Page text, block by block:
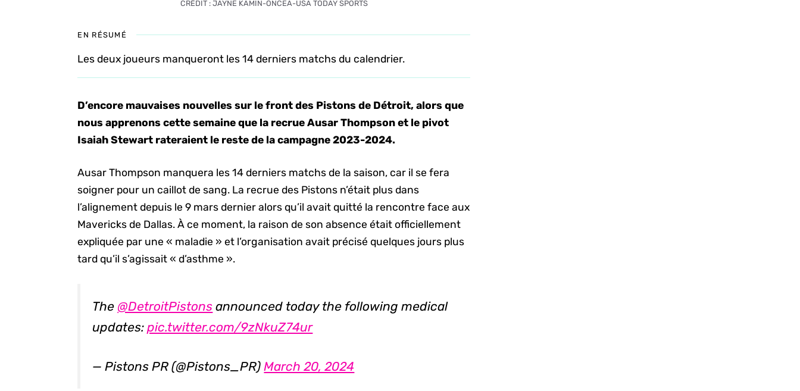
CRÉDIT : JAYNE KAMIN-ONCEA-USA TODAY SPORTS
EN RÉSUMÉ
Les deux joueurs manqueront les 14 derniers matchs du calendrier.
D’encore mauvaises nouvelles sur le front des Pistons de Détroit, alors que
nous apprenons cette semaine que la recrue Ausar Thompson et le pivot
Isaiah Stewart rateraient le reste de la campagne 2023-2024.
Ausar Thompson manquera les 14 derniers matchs de la saison, car il se fera
soigner pour un caillot de sang. La recrue des Pistons n’était plus dans
l’alignement depuis le 9 mars dernier alors qu’il avait quitté la rencontre face aux
Mavericks de Dallas. À ce moment, la raison de son absence était officiellement
expliquée par une « maladie » et l’organisation avait précisé quelques jours plus
tard qu’il s’agissait « d’asthme ».
The @DetroitPistons announced today the following medical
updates:pic.twitter.com/9zNkuZ74ur
— Pistons PR (@Pistons_PR)March 20, 2024